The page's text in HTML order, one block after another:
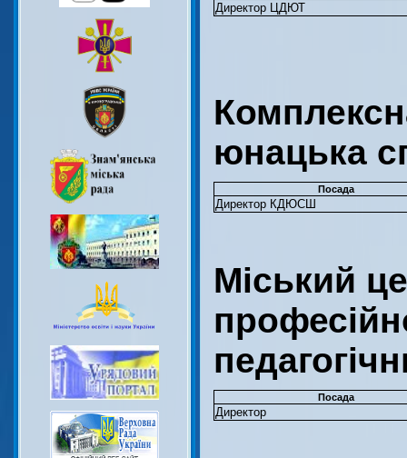
Директор ЦДЮТ
юнацька
Посада
Директор КДЮСШ
Міський
Посада
Директор